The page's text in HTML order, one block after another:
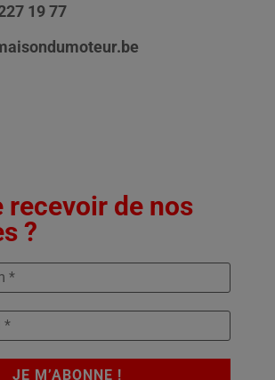
19 77
recevoir de nos
?